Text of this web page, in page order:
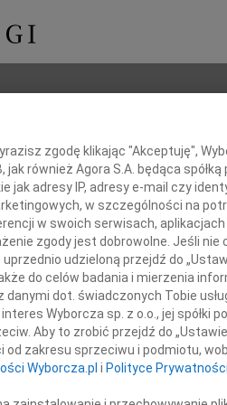
zgodę klikając "Akceptuję",
również Agora S.A. będąca
jak adresy IP, adresy e-mail czy
w szczególności na
w swoich serwisach, aplikacjach
zgody jest dobrowolne. Jeśli nie
udzieloną przejdź do
do celów badania i mierzenia
dot. świadczonych Tobie
Wyborcza sp. z o.o., jej spółki
Aby to zrobić przejdź do
zakresu sprzeciwu i podmiotu,
Wyborcza.pl i Polityce Prywatności